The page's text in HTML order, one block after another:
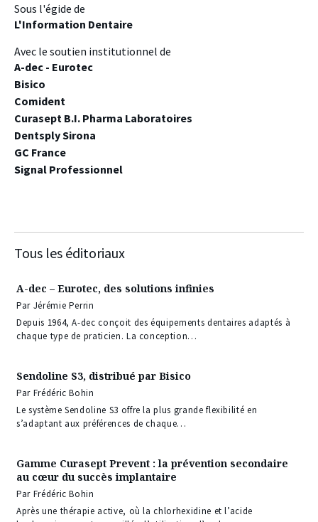
Sous l'égide de
L'Information Dentaire
Avec le soutien institutionnel de
A-dec - Eurotec
Bisico
Comident
Curasept B.I. Pharma Laboratoires
Dentsply Sirona
GC France
Signal Professionnel
Tous les éditoriaux
A-dec – Eurotec, des solutions infinies
Par Jérémie Perrin
Depuis 1964, A-dec conçoit des équipements dentaires adaptés à
chaque type de praticien. La conception…
Sendoline S3, distribué par Bisico
Par Frédéric Bohin
Le système Sendoline S3 offre la plus grande flexibilité en
s’adaptant aux préférences de chaque…
Gamme Curasept Prevent : la prévention secondaire
au cœur du succès implantaire
Par Frédéric Bohin
Après une thérapie active, où la chlorhexidine et l’acide